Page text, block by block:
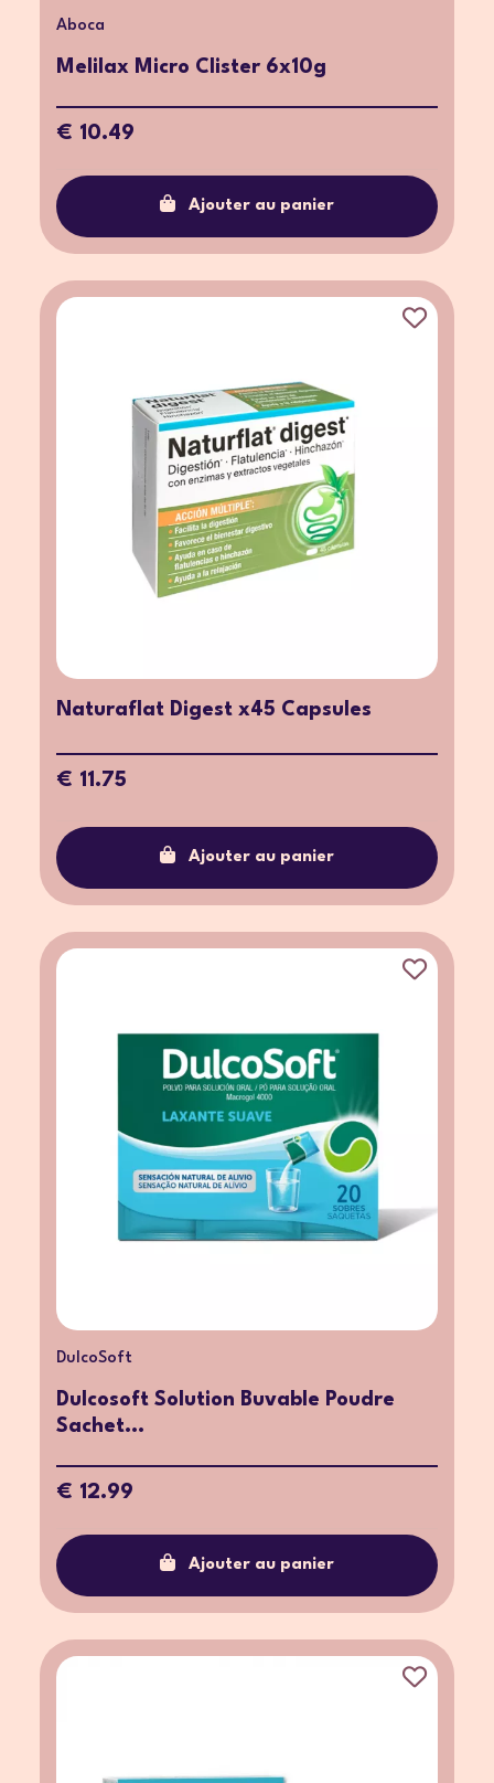
Aboca
Melilax Micro Clister 6x10g
€ 10.49
Ajouter au panier
Naturaflat Digest x45 Capsules
€ 11.75
Ajouter au panier
DulcoSoft
Dulcosoft Solution Buvable Poudre
Sachet...
€ 12.99
Ajouter au panier